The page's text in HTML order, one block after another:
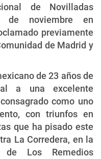
de Novilladas
de noviembre en
previamente
de Madrid y
de 23 años de
a una excelente
como uno
con triunfos en
que ha pisado este
La Corredera, en la
de Los Remedios